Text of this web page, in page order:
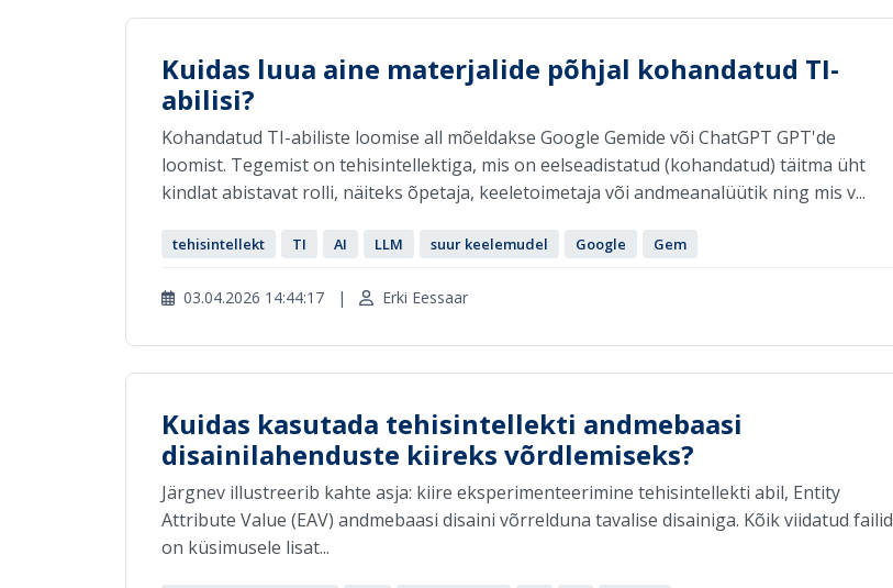
Kuidas luua aine materjalide põhjal kohandatud TI-
abilisi?
Kohandatud TI-abiliste loomise all mõeldakse Google Gemide või ChatGPT GPT'de
loomist. Tegemist on tehisintellektiga, mis on eelseadistatud (kohandatud) täitma üht
kindlat abistavat rolli, näiteks õpetaja, keeletoimetaja või andmeanalüütik ning mis v...
tehisintellekt TI AI LLM suur keelemudel Google Gem
03.04.2026 14:44:17 | Erki Eessaar
Kuidas kasutada tehisintellekti andmebaasi
disainilahenduste kiireks võrdlemiseks?
Järgnev illustreerib kahte asja: kiire eksperimenteerimine tehisintellekti abil, Entity
Attribute Value (EAV) andmebaasi disaini võrrelduna tavalise disainiga. Kõik viidatud failid
on küsimusele lisat...